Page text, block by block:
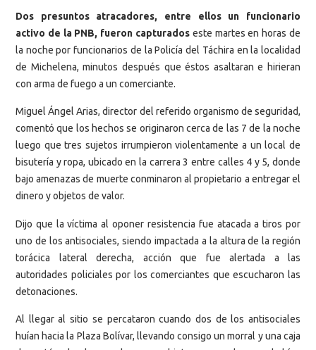
Dos presuntos atracadores, entre ellos un funcionario
activo de la PNB, fueron capturados este martes en horas de
la noche por funcionarios de la Policía del Táchira en la localidad
de Michelena, minutos después que éstos asaltaran e hirieran
con arma de fuego a un comerciante.
Miguel Ángel Arias, director del referido organismo de seguridad,
comentó que los hechos se originaron cerca de las 7 de la noche
luego que tres sujetos irrumpieron violentamente a un local de
bisutería y ropa, ubicado en la carrera 3 entre calles 4 y 5, donde
bajo amenazas de muerte conminaron al propietario a entregar el
dinero y objetos de valor.
Dijo que la víctima al oponer resistencia fue atacada a tiros por
uno de los antisociales, siendo impactada a la altura de la región
torácica lateral derecha, acción que fue alertada a las
autoridades policiales por los comerciantes que escucharon las
detonaciones.
Al llegar al sitio se percataron cuando dos de los antisociales
huían hacia la Plaza Bolívar, llevando consigo un morral y una caja